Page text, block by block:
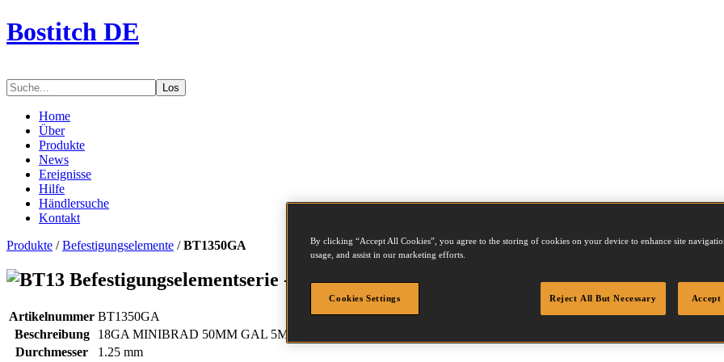
Bostitch DE
Los
Home
Über
Produkte
News
Ereignisse
Hilfe
Händlersuche
Kontakt
Produkte /Befestigungselemente /BT1350GA
Befestigungselementserie - BT1350GA
Artikelnummer BT1350GA
Beschreibung
18GA MINIBRAD 50MM GAL 5M
Durchmesser
1.25 mm
By clicking “Accept All Cookies”, you agree to the storing of cookies on your device to enhance site
usage, and assist in our marketing efforts.
Cookies Settings Reject All But Necessary Accept